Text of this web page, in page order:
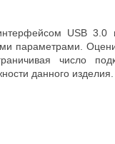
интерфейсом USB
параметрами.
число
данного изделия.